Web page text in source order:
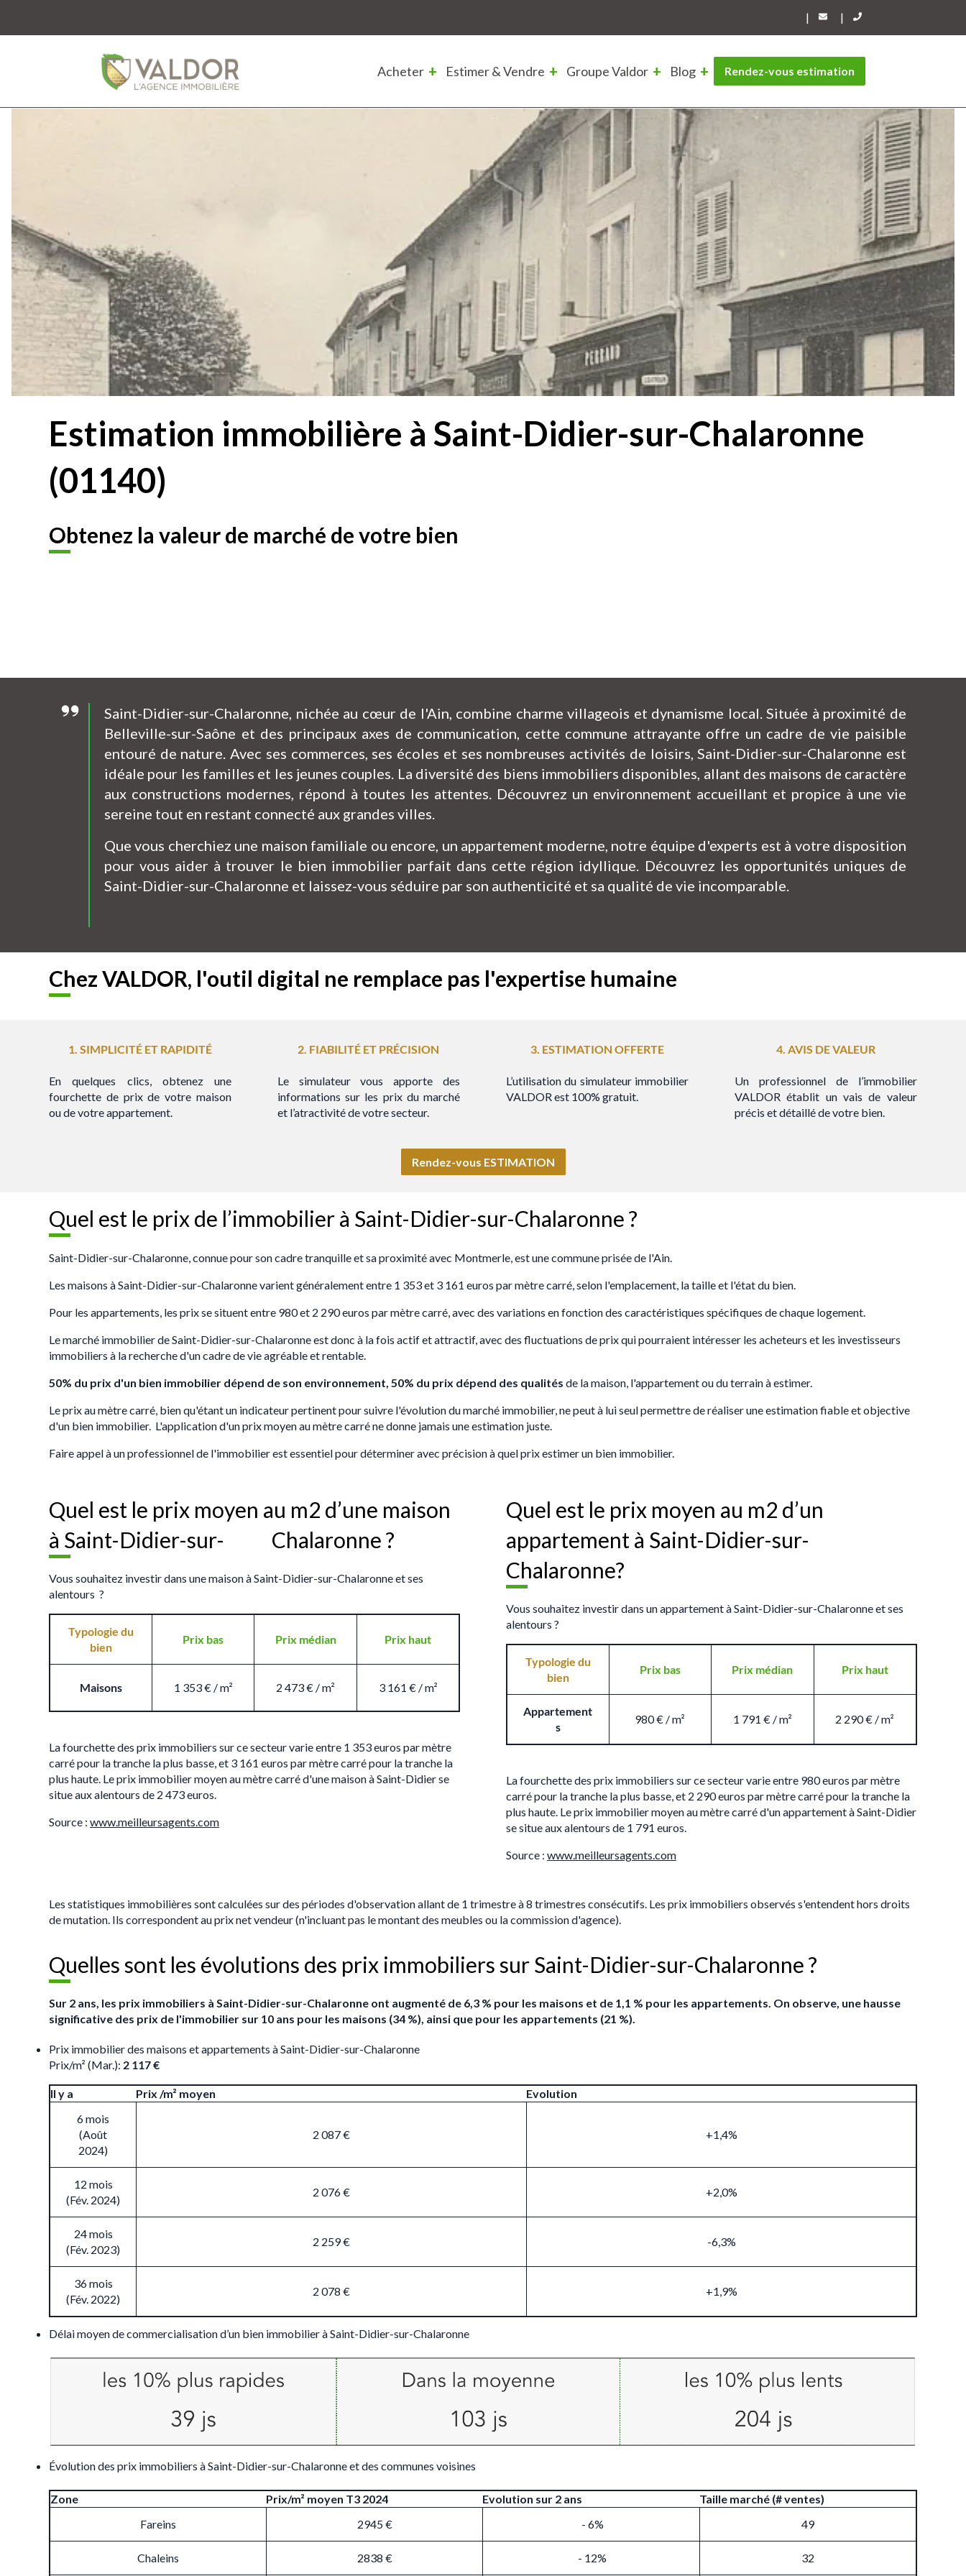
| |
Acheter Estimer & Vendre Groupe Valdor Blog Rendez-vous estimation
Estimation immobilière à Saint-Didier-sur-Chalaronne
(01140)
Obtenez la valeur de marché de votre bien
Saint-Didier-sur-Chalaronne, nichée au cœur de l'Ain, combine charme villageois et dynamisme local. Située à proximité de
Belleville-sur-Saône et des principaux axes de communication, cette commune attrayante offre un cadre de vie paisible
entouré de nature. Avec ses commerces, ses écoles et ses nombreuses activités de loisirs, Saint-Didier-sur-Chalaronne est
idéale pour les familles et les jeunes couples. La diversité des biens immobiliers disponibles, allant des maisons de caractère
aux constructions modernes, répond à toutes les attentes. Découvrez un environnement accueillant et propice à une vie
sereine tout en restant connecté aux grandes villes.
Que vous cherchiez une maison familiale ou encore, un appartement moderne, notre équipe d'experts est à votre disposition
pour vous aider à trouver le bien immobilier parfait dans cette région idyllique. Découvrez les opportunités uniques de
Saint-Didier-sur-Chalaronne et laissez-vous séduire par son authenticité et sa qualité de vie incomparable.
Chez VALDOR, l'outil digital ne remplace pas l'expertise humaine
1. SIMPLICITÉ ET RAPIDITÉ
En quelques clics, obtenez une
fourchette de prix de votre maison
ou de votre appartement.
2. FIABILITÉ ET PRÉCISION
Le simulateur vous apporte des
informations sur les prix du marché
et l’atractivité de votre secteur.
3. ESTIMATION OFFERTE
L’utilisation du simulateur immobilier
VALDOR est 100% gratuit.
4. AVIS DEVALEUR
Un professionnel de l’immobilier
VALDOR établit un vais de valeur
précis et détaillé de votre bien.
Rendez-vous ESTIMATION
Quel est le prix de l’immobilier à Saint-Didier-sur-Chalaronne ?
Saint-Didier-sur-Chalaronne, connue pour son cadre tranquille et sa proximité avec Montmerle, est une commune prisée de l'Ain.
Les maisons à Saint-Didier-sur-Chalaronne varient généralement entre 1 353 et 3 161 euros par mètre carré, selon l'emplacement, la taille et l'état du bien.
Pour les appartements, les prix se situent entre 980 et 2 290 euros par mètre carré, avec des variations en fonction des caractéristiques spécifiques de chaque logement.
Le marché immobilier de Saint-Didier-sur-Chalaronne est donc à la fois actif et attractif, avec des fluctuations de prix qui pourraient intéresser les acheteurs et les investisseurs
immobiliers à la recherche d'un cadre de vie agréable et rentable.
50% du prix d'un bien immobilier dépend de son environnement, 50% du prix dépend des qualités de la maison, l'appartement ou du terrain à estimer.
Le prix au mètre carré, bien qu'étant un indicateur pertinent pour suivre l'évolution du marché immobilier, ne peut à lui seul permettre de réaliser une estimation fiable et objective
d'un bien immobilier. L'application d'un prix moyen au mètre carré ne donne jamais une estimation juste.
Faire appel à un professionnel de l'immobilier est essentiel pour déterminer avec précision à quel prix estimer un bien immobilier.
Quel est le prix moyen au m2 d’une maison
à Saint-Didier-sur- Chalaronne ?
Vous souhaitez investir dans une maison à Saint-Didier-sur-Chalaronne et ses
alentours ?
Typologie du
bien
Prix bas Prix médian Prix haut
Maisons 1 353 € / m² 2 473 € / m² 3 161 € / m²
La fourchette des prix immobiliers sur ce secteur varie entre 1 353 euros par mètre
carré pour la tranche la plus basse, et 3 161 euros par mètre carré pour la tranche la
plus haute. Le prix immobilier moyen au mètre carré d'une maison à Saint-Didier se
situe aux alentours de 2 473 euros.
Source : www.meilleursagents.com
Quel est le prix moyen au m2 d’un
appartement à Saint-Didier-sur-
Chalaronne?
Vous souhaitez investir dans un appartement à Saint-Didier-sur-Chalaronne et ses
alentours ?
Typologie du
bien
Prix bas Prix médian Prix haut
Appartement
s
980 € / m² 1 791 € / m² 2 290 € / m²
La fourchette des prix immobiliers sur ce secteur varie entre 980 euros par mètre
carré pour la tranche la plus basse, et 2 290 euros par mètre carré pour la tranche la
plus haute. Le prix immobilier moyen au mètre carré d'un appartement à Saint-Didier
se situe aux alentours de 1 791 euros.
Source : www.meilleursagents.com
Les statistiques immobilières sont calculées sur des périodes d'observation allant de 1 trimestre à 8 trimestres consécutifs. Les prix immobiliers observés s'entendent hors droits
de mutation. Ils correspondent au prix net vendeur (n'incluant pas le montant des meubles ou la commission d'agence).
Quelles sont les évolutions des prix immobiliers sur Saint-Didier-sur-Chalaronne ?
Sur 2 ans, les prix immobiliers à Saint-Didier-sur-Chalaronne ont augmenté de 6,3 % pour les maisons et de 1,1 % pour les appartements. On observe, une hausse
significative des prix de l'immobilier sur 10 ans pour les maisons (34 %), ainsi que pour les appartements (21 %).
Prix immobilier des maisons et appartements à Saint-Didier-sur-Chalaronne
Prix/m² (Mar.): 2 117 €
Il y a Prix /m² moyen
Evolution
6 mois
(Août
2024)
2 087 € +1,4%
12 mois
(Fév. 2024)
2 076 € +2,0%
24 mois
(Fév. 2023)
2 259 € -6,3%
36 mois
(Fév. 2022)
2 078 € +1,9%
Délai moyen de commercialisation d’un bien immobilier à Saint-Didier-sur-Chalaronne
Évolution des prix immobiliers à Saint-Didier-sur-Chalaronne et des communes voisines
Zone Prix/m² moyen T3 2024 Evolution sur 2 ans
Taille marché (# ventes)
Fareins
2945 € - 6% 49
Chaleins 2838 € - 12% 32